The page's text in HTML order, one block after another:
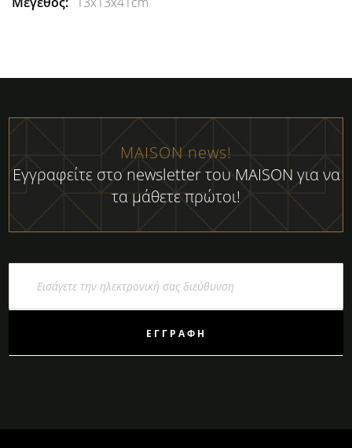
MAISON news!
Εγγραφείτε στο newsletter του MAISON για να
τα μάθετε πρώτοι!
ΕΓΓΡΑΦΉ